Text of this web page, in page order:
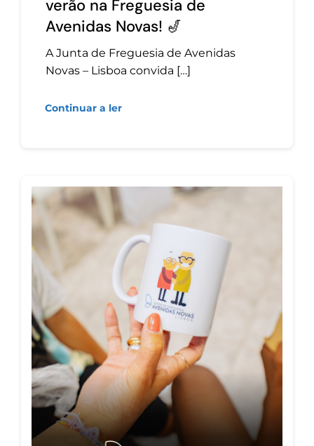
verão na Freguesia de
Avenidas Novas! 🎷
A Junta de Freguesia de Avenidas
Novas – Lisboa convida […]
Continuar a ler